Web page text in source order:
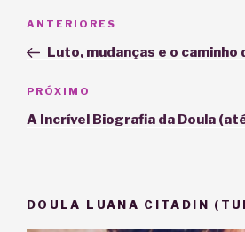
Post
Post
anterior
ANTERIORES
Luto, mudanças e o caminho
Próximo
post
PRÓXIMO
A Incrível Biografia da Doula
DOULA LUANA CITADIN